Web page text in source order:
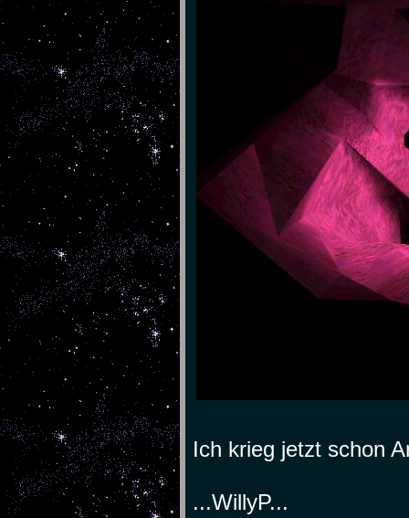
Ich krieg jetzt schon
...WillyP...